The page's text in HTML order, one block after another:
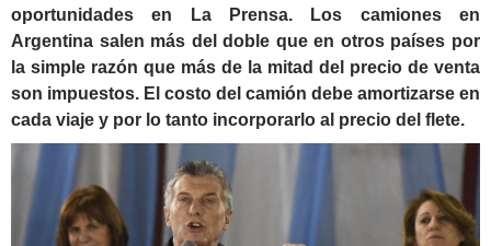
oportunidades en La Prensa. Los camiones en
Argentina salen más del doble que en otros países por
la simple razón que más de la mitad del precio de venta
son impuestos. El costo del camión debe amortizarse en
cada viaje y por lo tanto incorporarlo al precio del flete.